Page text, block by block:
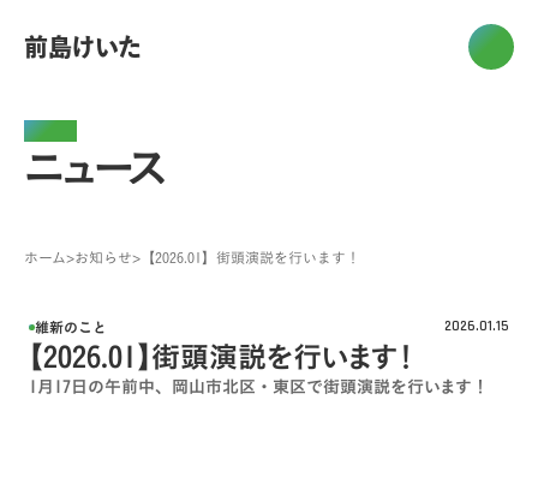
News
ニュース
ホーム>お知らせ> 【2026.01】街頭演説を行います！
維新のこと 2026.01.15
【2026.01】街頭演説を行います！
1月17日の午前中、岡山市北区・東区で街頭演説を行います！
前島けいた